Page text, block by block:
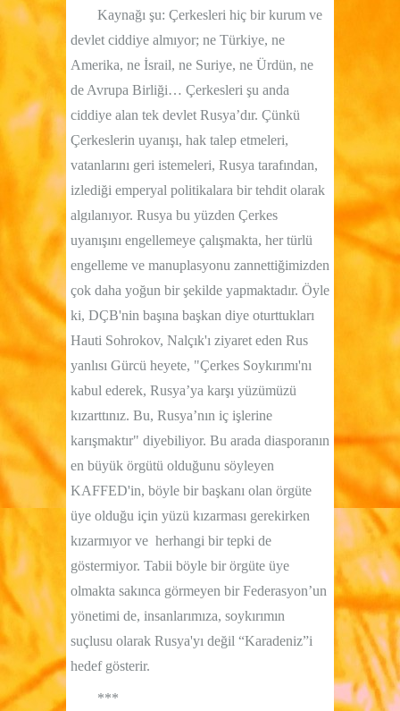
Kaynağı şu: Çerkesleri hiç bir kurum ve
devlet ciddiye almıyor; ne Türkiye, ne
Amerika, ne İsrail, ne Suriye, ne Ürdün, ne
de Avrupa Birliği… Çerkesleri şu anda
ciddiye alan tek devlet Rusya’dır. Çünkü
Çerkeslerin uyanışı, hak talep etmeleri,
vatanlarını geri istemeleri, Rusya tarafından,
izlediği emperyal politikalara bir tehdit olarak
algılanıyor. Rusya bu yüzden Çerkes
uyanışını engellemeye çalışmakta, her türlü
engelleme ve manuplasyonu zannettiğimizden
çok daha yoğun bir şekilde yapmaktadır. Öyle
ki, DÇB'nin başına başkan diye oturttukları
Hauti Sohrokov, Nalçık'ı ziyaret eden Rus
yanlısı Gürcü heyete, "Çerkes Soykırımı'nı
kabul ederek, Rusya’ya karşı yüzümüzü
kızarttınız. Bu, Rusya’nın iç işlerine
karışmaktır" diyebiliyor. Bu arada diasporanın
en büyük örgütü olduğunu söyleyen
KAFFED'in, böyle bir başkanı olan örgüte
üye olduğu için yüzü kızarması gerekirken
kızarmıyor ve herhangi bir tepki de
göstermiyor. Tabii böyle bir örgüte üye
olmakta sakınca görmeyen bir Federasyon’un
yönetimi de, insanlarımıza, soykırımın
suçlusu olarak Rusya'yı değil “Karadeniz”i
hedef gösterir.
***